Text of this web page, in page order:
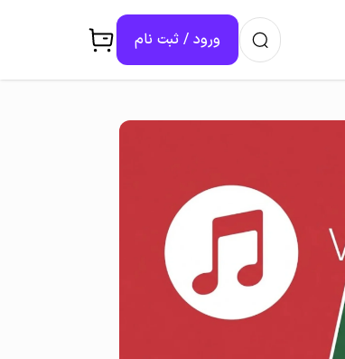
ورود / ثبت ‌نام